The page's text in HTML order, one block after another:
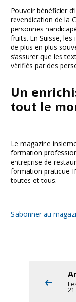
Pouvoir bénéficier
revendication de la
personnes
fruits. En Suisse,
de plus en plus
s’assurer que les
vérifiés par des
Un
tout le
Le magazine
formation
entreprise de
formation pratique
toutes et tous.
S’abonner au
21